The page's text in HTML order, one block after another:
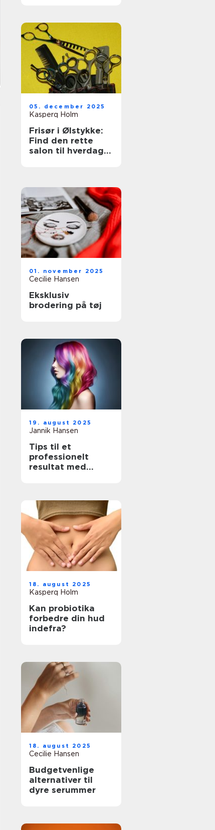
05. december 2025
Kasperq Holm
Frisør i Ølstykke:
Find den rette
salon til hverdag
01. november 2025
Cecilie Hansen
Eksklusiv
brodering på tøj
19. august 2025
Jannik Hansen
Tips til et
professionelt
resultat med
18. august 2025
Kasperq Holm
Kan probiotika
forbedre din hud
indefra?
18. august 2025
Cecilie Hansen
Budgetvenlige
alternativer til
dyre serummer